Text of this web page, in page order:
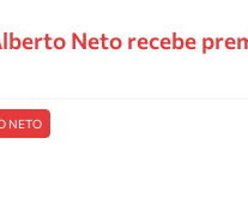
Neto recebe
NETO